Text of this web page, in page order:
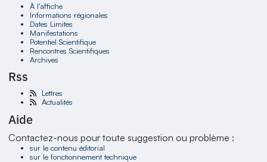
À l'affiche
Informations régionales
Dates Limites
Manifestations
Potentiel Scientifique
Rencontres Scientifiques
Archives
Rss
Lettres
Actualités
Aide
Contactez-nous pour toute suggestion ou problème :
sur le contenu éditorial
sur le fonctionnement technique